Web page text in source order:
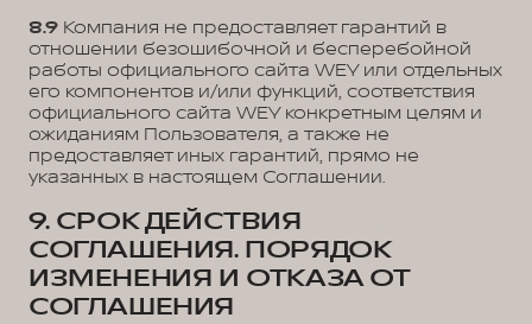
8.9 Компания не предоставляет гарантий в
отношении безошибочной и бесперебойной
работы официального сайта WEY или отдельных
его компонентов и/или функций, соответствия
официального сайта WEY конкретным целям и
ожиданиям Пользователя, а также не
предоставляет иных гарантий, прямо не
указанных в настоящем Соглашении.
9. СРОК ДЕЙСТВИЯ
СОГЛАШЕНИЯ. ПОРЯДОК
ИЗМЕНЕНИЯ И ОТКАЗА ОТ
СОГЛАШЕНИЯ